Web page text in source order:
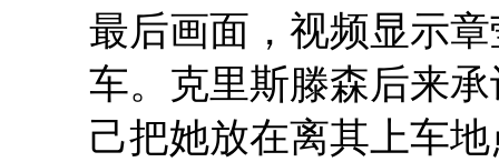
最后画面，视频显示
车。克里斯滕森后来
己把她放在离其上车